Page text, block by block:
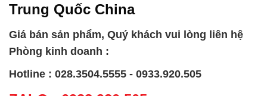
Trung Quốc China
Giá bán sản phẩm, Quý khách vui lòng liên hệ
Phòng kinh doanh :
Hotline : 028.3504.5555 - 0933.920.505